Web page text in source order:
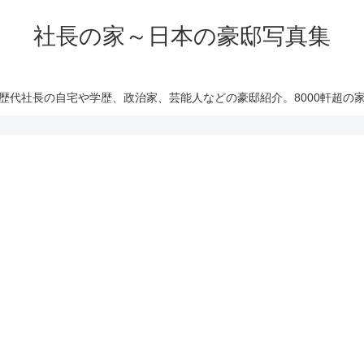
社長の家～日本の豪邸写真集
代社長の自宅や学歴、政治家、芸能人などの豪邸紹介。8000軒超の